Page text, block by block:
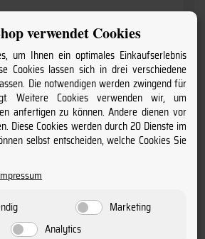
Aléria
verwendet Cookies
um Ihnen ein optimales Einkaufserlebnis
Cookies lassen sich in drei verschiedene
Die notwendigen werden zwingend für
Weitere Cookies verwenden wir, um
anfertigen zu können. Andere dienen vor
Diese Cookies werden durch 20 Dienste im
selbst entscheiden, welche Cookies Sie
Marketing
Analytics